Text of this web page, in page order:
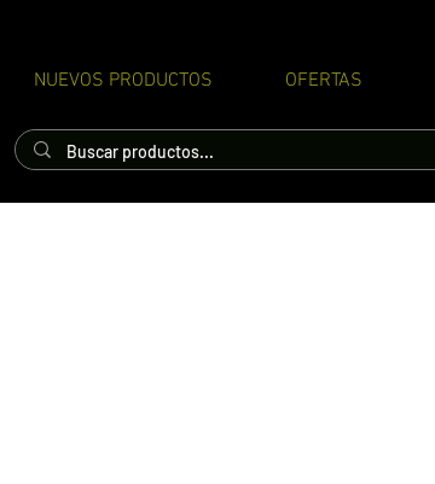
NUEVOS PRODUCTOS OFERTAS